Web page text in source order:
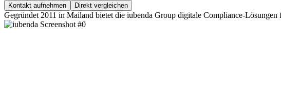
Kontakt aufnehmen Direkt vergleichen
Gegründet 2011 in Mailand bietet die iubenda Group digitale Compliance-